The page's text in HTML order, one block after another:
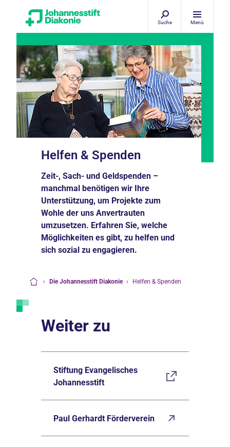
Suche Menü
Helfen & Spenden
Zeit-, Sach- und Geldspenden –
manchmal benötigen wir Ihre
Unterstützung, um Projekte zum
Wohle der uns Anvertrauten
umzusetzen. Erfahren Sie, welche
Möglichkeiten es gibt, zu helfen und
sich sozial zu engagieren.
› Die Johannesstift Diakonie › Helfen & Spenden
Weiter zu
Stiftung Evangelisches
Johannesstift
Paul Gerhardt Förderverein